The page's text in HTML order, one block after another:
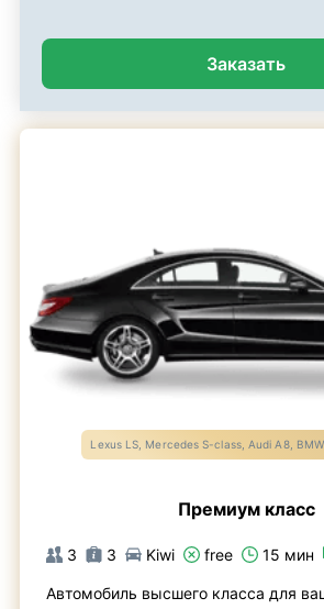
Заказать
Lexus LS, Mercedes S-class, Audi A8, BMW
Премиум класс
3 3 Kiwi free 15 мин
Автомобиль высшего класса для